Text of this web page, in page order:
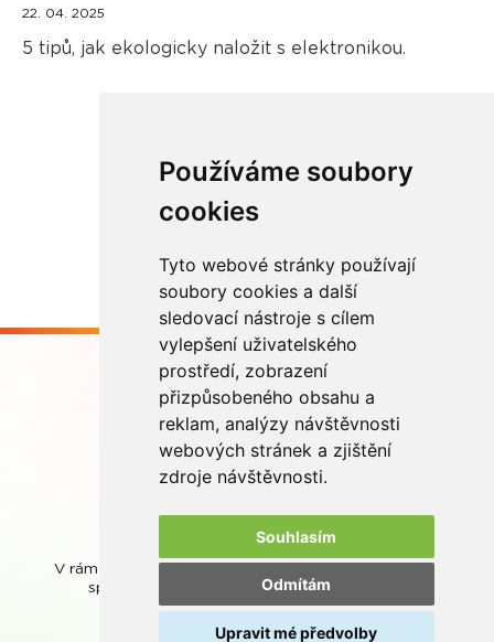
Používáme soubory
cookies
Tyto webové stránky používají
soubory cookies a další
sledovací nástroje s cílem
vylepšení uživatelského
prostředí, zobrazení
přizpůsobeného obsahu a
reklam, analýzy návštěvnosti
webových stránek a zjištění
zdroje návštěvnosti.
Souhlasím
Odmítám
Upravit mé předvolby
22. 04. 2025
5 tipů, jak ekologicky naložit s elektronikou.
Načíst další
Buďme ve spojení
© REMA Systém Nastavení cookies
V rámci zpětného odběru odpadních přenosných baterií
spolupracujeme se společnostíREMA Battery